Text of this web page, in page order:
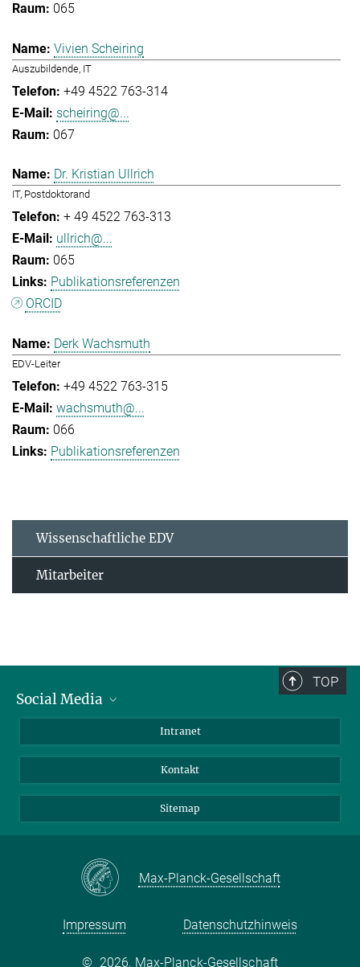
065
Vivien Scheiring
Auszubildende, IT
+49 4522 763-314
scheiring@...
067
Dr. Kristian Ullrich
IT, Postdoktorand
+ 49 4522 763-313
ullrich@...
065
Publikationsreferenzen
ORCID
Derk Wachsmuth
EDV-Leiter
+49 4522 763-315
wachsmuth@...
066
Publikationsreferenzen
Wissenschaftliche EDV
Mitarbeiter
TOP
Social Media
Intranet
Kontakt
Sitemap
Max-Planck-Gesellschaft
Impressum Datenschutzhinweis
© 2026, Max-Planck-Gesellschaft